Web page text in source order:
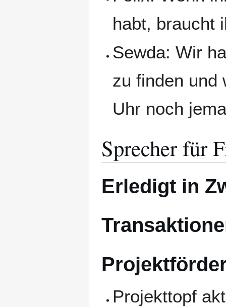
habt, braucht
Sewda: Wir
zu finden und
Uhr noch
Sprecher für
Erledigt in
Projekttopf